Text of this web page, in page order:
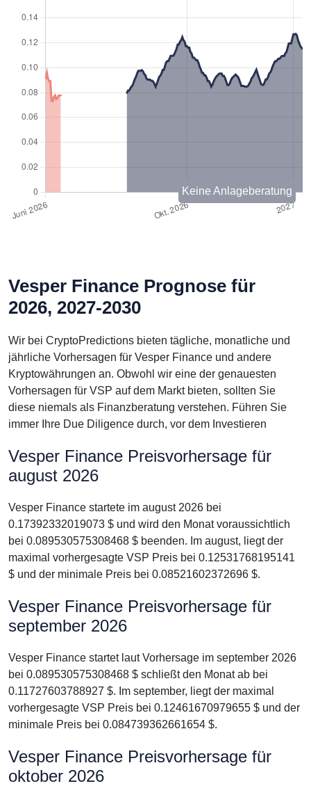
Keine Anlageberatung
Vesper Finance Prognose für
2026, 2027-2030
Wir bei CryptoPredictions bieten tägliche, monatliche und
jährliche Vorhersagen für Vesper Finance und andere
Kryptowährungen an. Obwohl wir eine der genauesten
Vorhersagen für VSP auf dem Markt bieten, sollten Sie
diese niemals als Finanzberatung verstehen. Führen Sie
immer Ihre Due Diligence durch, vor dem Investieren
Vesper Finance Preisvorhersage für
august 2026
Vesper Finance startete im august 2026 bei
0.17392332019073 $ und wird den Monat voraussichtlich
bei 0.089530575308468 $ beenden. Im august, liegt der
maximal vorhergesagte VSP Preis bei 0.12531768195141
$ und der minimale Preis bei 0.08521602372696 $.
Vesper Finance Preisvorhersage für
september 2026
Vesper Finance startet laut Vorhersage im september 2026
bei 0.089530575308468 $ schließt den Monat ab bei
0.11727603788927 $. Im september, liegt der maximal
vorhergesagte VSP Preis bei 0.12461670979655 $ und der
minimale Preis bei 0.084739362661654 $.
Vesper Finance Preisvorhersage für
oktober 2026